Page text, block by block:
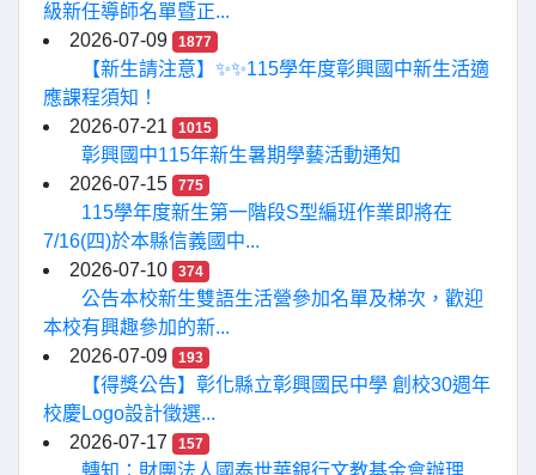
級新任導師名單暨正...
2026-07-09
1877
【新生請注意】✨✨115學年度彰興國中新生活適
應課程須知！
2026-07-21
1015
彰興國中115年新生暑期學藝活動通知
2026-07-15
775
115學年度新生第一階段S型編班作業即將在
7/16(四)於本縣信義國中...
2026-07-10
374
公告本校新生雙語生活營參加名單及梯次，歡迎
本校有興趣參加的新...
2026-07-09
193
【得獎公告】彰化縣立彰興國民中學 創校30週年
校慶Logo設計徵選...
2026-07-17
157
轉知：財團法人國泰世華銀行文教基金會辦理